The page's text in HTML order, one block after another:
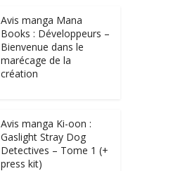
Avis manga Mana
Books : Développeurs –
Bienvenue dans le
marécage de la
création
Avis manga Ki-oon :
Gaslight Stray Dog
Detectives – Tome 1 (+
press kit)